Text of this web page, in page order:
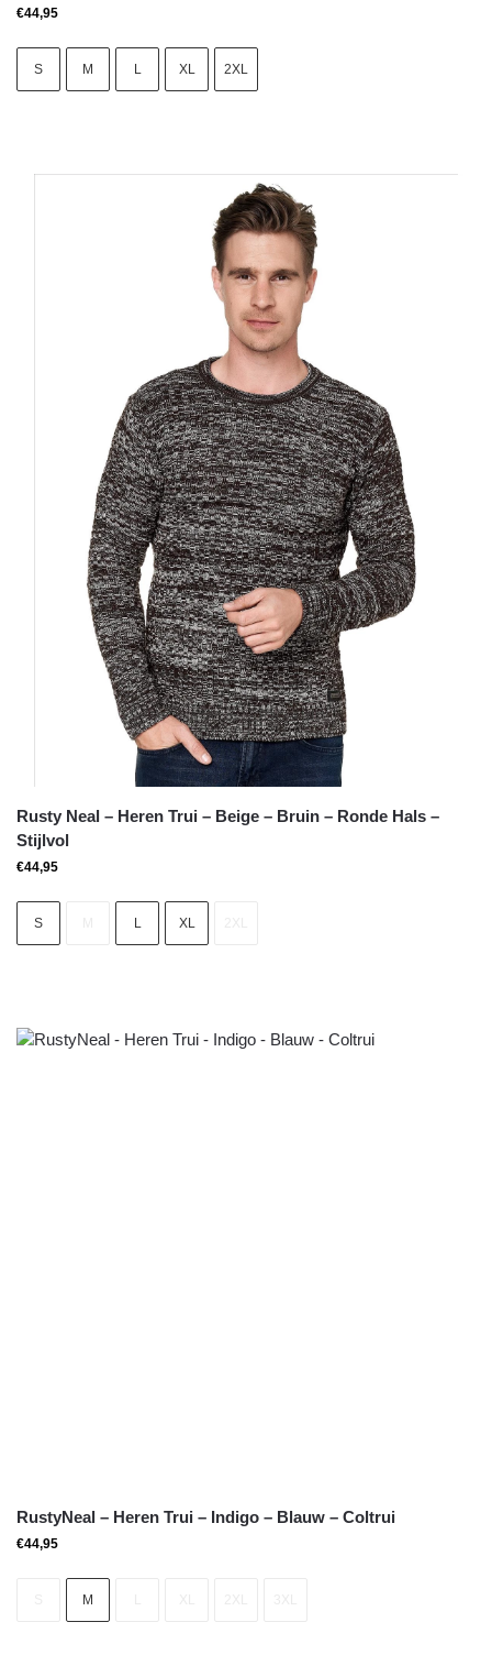
€44,95
S M L XL 2XL
Rusty Neal – Heren Trui – Beige – Bruin – Ronde Hals –
Stijlvol
€44,95
S L XL
RustyNeal – Heren Trui – Indigo – Blauw – Coltrui
€44,95
M